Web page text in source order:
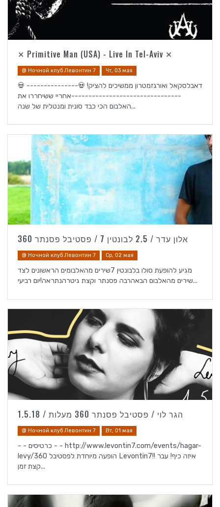
✕ Primitive Man (USA) - Live In Tel-Aviv ✕
@ Ночной клуб Левонтин 7 Чт, 03 мая
💀 דאבלסקאל ואורגזמטרון ממשיכים להציק! 💀---------------
--------------------------------אחריי ששיחררו את
האלבום הכי כבד סונית ומנטלית של שנה...
אלון עדר / 2.5 לבונטין 7 / פסטיבל פסנתר 360
@ Ночной клуб Левонтин 7 Ср, 02 мая
מגיע להופעת סולו בלבונטין 7שירים מהאלבומים הראשונים לצד
שירים מהאלבום הבאהרבה פסנתר וקצת גיטרהנתראה!יום רביעי...
הגר לוי / פסטיבל פסנתר 360 מעלות / 1.5.18
@ Ночной клуб Левонтин 7 Вт, 01 мая
- - כרטיסים - - http://www.levontin7.com/events/hagar-
levy/הופעה מיוחדת לפסטיבל 360 Levontin7!! איזה כיף! עבר
קצת זמן...